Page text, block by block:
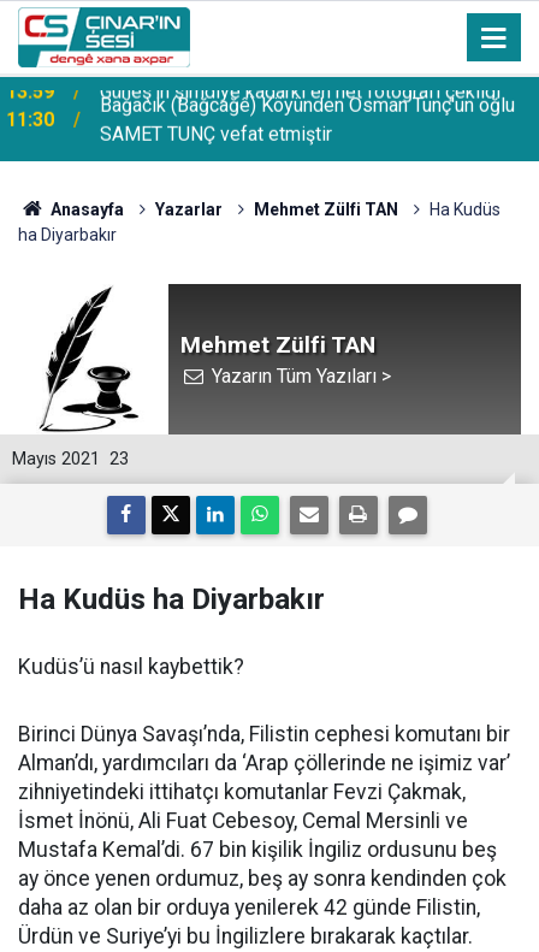
11:30
Bağacık (Bağcağê) Köyünden Osman Tunç'un oğlu
SAMET TUNÇ vefat etmiştir
Anasayfa Yazarlar Mehmet Zülfi TAN
Ha Kudüs
ha Diyarbakır
Mehmet Zülfi TAN
Yazarın Tüm Yazıları >
23
Mayıs 2021
Ha Kudüs ha Diyarbakır
Kudüs’ü nasıl kaybettik?
Birinci Dünya Savaşı’nda, Filistin cephesi komutanı bir
Alman’dı, yardımcıları da ‘Arap çöllerinde ne işimiz var’
zihniyetindeki ittihatçı komutanlar Fevzi Çakmak,
İsmet İnönü, Ali Fuat Cebesoy, Cemal Mersinli ve
Mustafa Kemal’di. 67 bin kişilik İngiliz ordusunu beş
ay önce yenen ordumuz, beş ay sonra kendinden çok
daha az olan bir orduya yenilerek 42 günde Filistin,
Ürdün ve Suriye’yi bu İngilizlere bırakarak kaçtılar.